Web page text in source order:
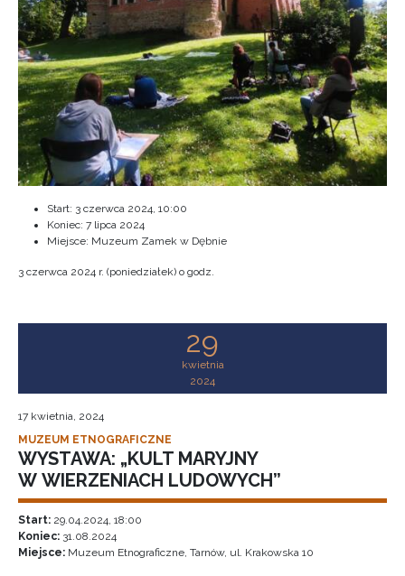
Start: 3 czerwca 2024, 10:00
Koniec: 7 lipca 2024
Miejsce: Muzeum Zamek w Dębnie
3 czerwca 2024 r. (poniedziałek) o godz.
29
kwietnia
2024
17 kwietnia, 2024
MUZEUM ETNOGRAFICZNE
WYSTAWA: „KULT MARYJNY
W WIERZENIACH LUDOWYCH”
Start: 29.04.2024, 18:00
Koniec: 31.08.2024
Miejsce: Muzeum Etnograficzne, Tarnów, ul. Krakowska 10